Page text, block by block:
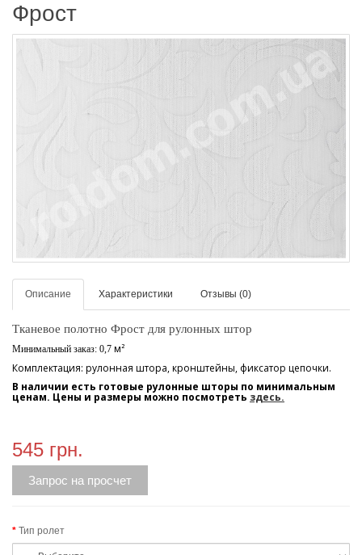
Фрост
Описание Характеристики Отзывы (0)
Тканевое полотно Фрост для рулонных штор
Минимальный заказ: 0,7 м²
Комплектация: рулонная штора, кронштейны, фиксатор цепочки.
В наличии есть готовые рулонные шторы по минимальным
ценам. Цены и размеры можно посмотреть здесь.
545 грн.
Запрос на просчет
Тип ролет